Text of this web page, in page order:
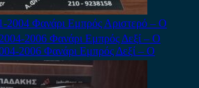
2004 Φανάρι Εμπρός Αριστερό – Ο
2006 Φανάρι Εμπρός Δεξί – Ο